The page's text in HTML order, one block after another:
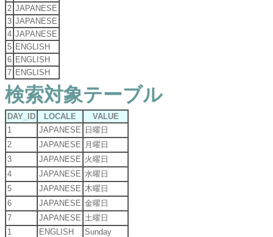
2 JAPANESE
3 JAPANESE
4 JAPANESE
5 ENGLISH
6 ENGLISH
7 ENGLISH
検索対象テーブル
DAY_ID LOCALE
VALUE
1
JAPANESE
日曜日
2
JAPANESE 月曜日
3
JAPANESE 火曜日
4
JAPANESE 水曜日
5
JAPANESE 木曜日
6
JAPANESE 金曜日
7
JAPANESE 土曜日
1
ENGLISH
Sunday